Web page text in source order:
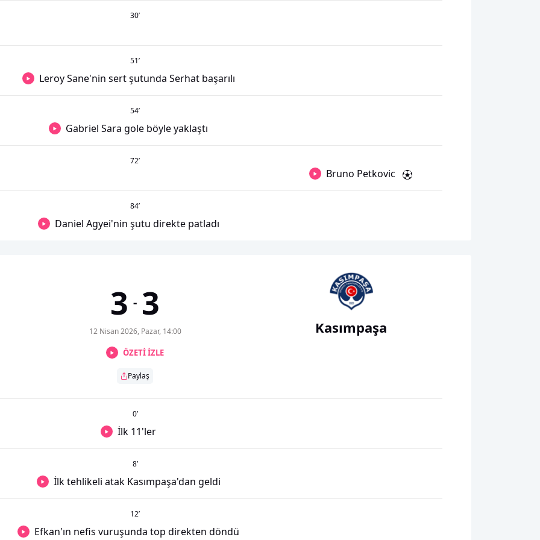
30’
51’
Leroy Sane'nin sert şutunda Serhat başarılı
54’
Gabriel Sara gole böyle yaklaştı
72’
Bruno Petkovic
84’
Daniel Agyei'nin şutu direkte patladı
3 - 3
12 Nisan 2026, Pazar, 14:00
ÖZETİ İZLE
Paylaş
Kasımpaşa
0’
İlk 11'ler
8’
İlk tehlikeli atak Kasımpaşa'dan geldi
12’
Efkan'ın nefis vuruşunda top direkten döndü